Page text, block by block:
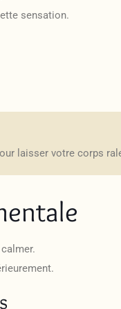
sensation.
laisser votre corps